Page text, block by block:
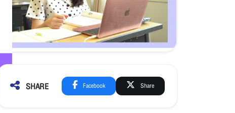
SHARE Facebook Share